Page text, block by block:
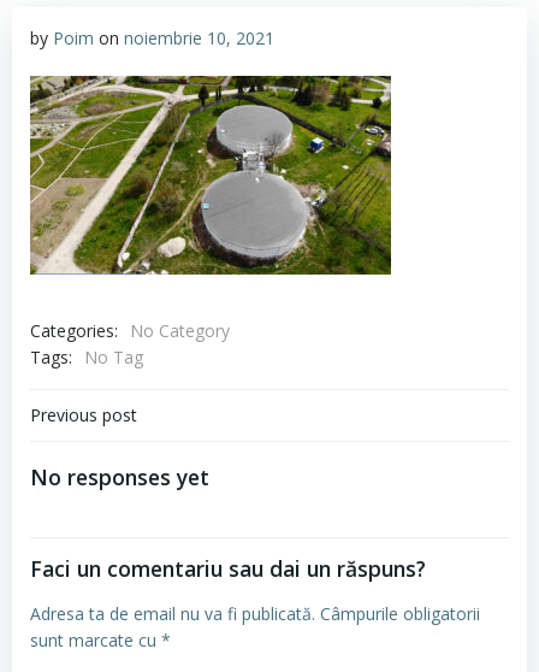
by Poim on noiembrie 10, 2021
Categories:
No Category
Tags:
No Tag
Navigare
articole
Previous post
No responses yet
Faci un comentariu sau dai un răspuns?
Adresa ta de email nu va fi publicată. Câmpurile obligatorii
sunt marcate cu *